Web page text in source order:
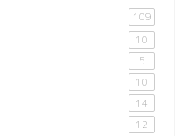
109
10
5
10
14
12